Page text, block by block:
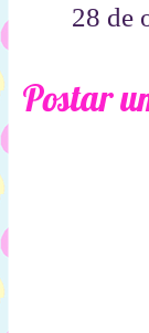
28 de
Postar